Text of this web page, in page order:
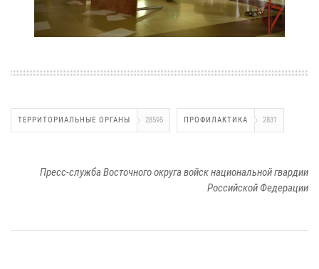
ТЕРРИТОРИАЛЬНЫЕ ОРГАНЫ 28595 ПРОФИЛАКТИКА 2831
Пресс-служба Восточного округа войск национальной гвардии
Российской Федерации